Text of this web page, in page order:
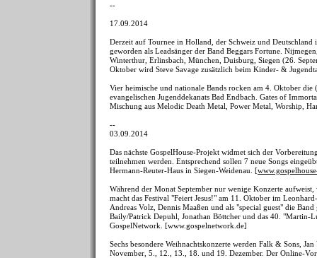
--
17.09.2014
Derzeit auf Tournee in Holland, der Schweiz und Deutschland
geworden als Leadsänger der Band Beggars Fortune.
Winterthur, Erlinsbach, München, Duisburg, Siegen (26.
Oktober wird Steve Savage zusätzlich beim Kinder- &
Vier heimische und nationale Bands rocken am 4. Oktober
evangelischen Jugenddekanats Bad Endbach. Gates of
Mischung aus Melodic Death Metal, Power Metal, Worship,
--
03.09.2014
Das nächste GospelHouse-Projekt widmet sich der
teilnehmen werden. Entsprechend sollen 7 neue Songs
Hermann-Reuter-Haus in Siegen-Weidenau. [
Während der Monat September nur wenige Konzerte
macht das Festival "Feiert Jesus!" am 11. Oktober im
Andreas Volz, Dennis Maaßen und als "special guest" die
Baily/Patrick Depuhl, Jonathan Böttcher und das 40.
GospelNetwork. [www.gospelnetwork.de]
Sechs besondere Weihnachtskonzerte werden Falk & Sons,
November, 5., 12., 13., 18. und 19. Dezember. Der Online-